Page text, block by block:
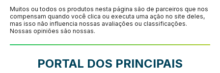
Muitos ou todos os produtos nesta página são de parceiros que nos
compensam quando você clica ou executa uma ação no site deles,
mas isso não influencia nossas avaliações ou classificações.
Nossas opiniões são nossas.
PORTAL DOS PRINCIPAIS